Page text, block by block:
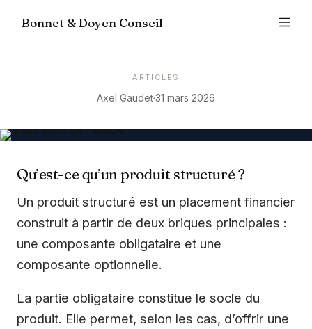
Bonnet & Doyen Conseil
ARTICLES
Axel Gaudet31 mars 2026
Qu’est-ce qu’un produit structuré ?
Un produit structuré est un placement financier
construit à partir de deux briques principales :
une composante obligataire et une
composante optionnelle.
La partie obligataire constitue le socle du
produit. Elle permet, selon les cas, d’offrir une